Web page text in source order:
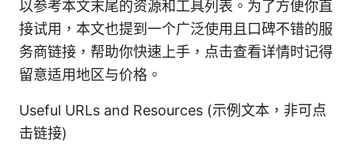
以参考本文末尾的资源和工具列表。为了方便你直
接试用，本文也提到一个广泛使用且口碑不错的服
务商链接，帮助你快速上手，点击查看详情时记得
留意适用地区与价格。
Useful URLs and Resources (示例文本，非可点
击链接)